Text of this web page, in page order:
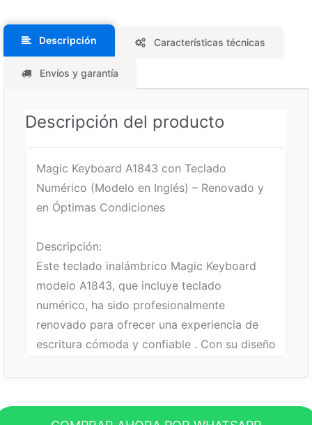
Descripción Características técnicas
Envíos y garantía
Descripción del producto
Magic Keyboard A1843 con Teclado
Numérico (Modelo en Inglés) – Renovado y
en Óptimas Condiciones
Descripción:
Este teclado inalámbrico Magic Keyboard
modelo A1843, que incluye teclado
numérico, ha sido profesionalmente
renovado para ofrecer una experiencia de
escritura cómoda y confiable . Con su diseño
duración (hasta un mes o más entre cargas),
es el complemento ideal para tu iMac, Mac